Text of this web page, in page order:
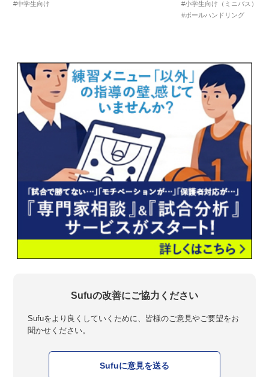
#中学生向け #小学生向け（ミニバス）
#ボールハンドリング
Sufuの改善にご協力ください
Sufuをより良くしていくために、皆様のご意見やご要望をお
聞かせください。
Sufuに意見を送る